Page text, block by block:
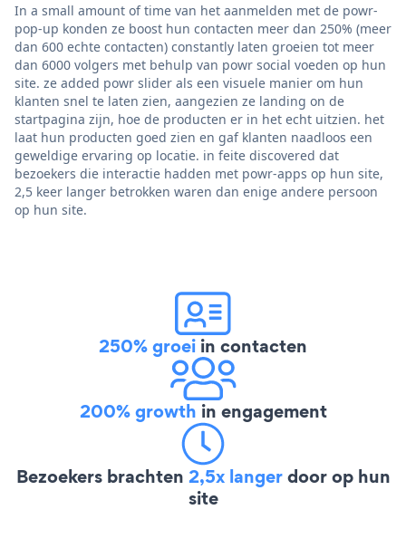
In a small amount of time van het aanmelden met de powr-
pop-up konden ze boost hun contacten meer dan 250% (meer
dan 600 echte contacten) constantly laten groeien tot meer
dan 6000 volgers met behulp van powr social voeden op hun
site. ze added powr slider als een visuele manier om hun
klanten snel te laten zien, aangezien ze landing on de
startpagina zijn, hoe de producten er in het echt uitzien. het
laat hun producten goed zien en gaf klanten naadloos een
geweldige ervaring op locatie. in feite discovered dat
bezoekers die interactie hadden met powr-apps op hun site,
2,5 keer langer betrokken waren dan enige andere persoon
op hun site.
250% groei in contacten
200% growth in engagement
Bezoekers brachten 2,5x langerdoor op hun
site